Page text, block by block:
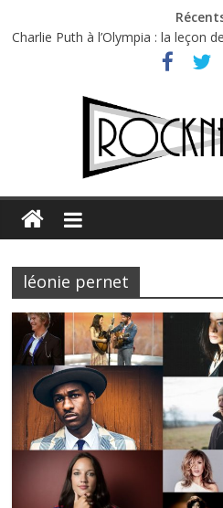
Charlie Puth à l’Olympia : la leçon
Festival Triptyque : un nouveau
Hellfest 2026 vendredi :
Hellfest 2026 jeudi : impossible de
Première édition du Midgard
léonie pernet